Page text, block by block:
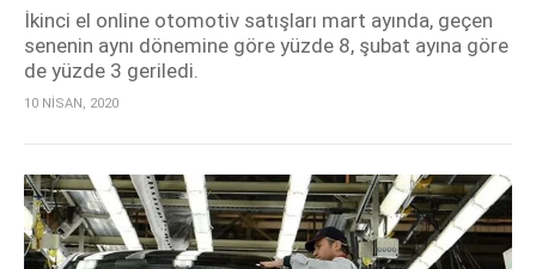
İkinci el online otomotiv satışları mart ayında, geçen
senenin aynı dönemine göre yüzde 8, şubat ayına göre
de yüzde 3 geriledi.
10 NİSAN, 2020